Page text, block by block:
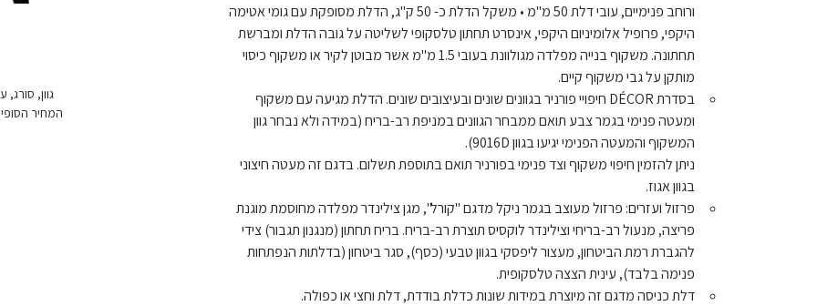
ורוחב פנימיים, עובי דלת 50 מ"מ • משקל הדלת כ- 50 ק"ג, הדלת מסופקת עם גומי אטימה
היקפי, פרופיל אלומיניום היקפי, אינסרט תחתון טלסקופי לשליטה על גובה הדלת ומברשת
תחתונה. משקוף בנייה מפלדה מגולוונת בעובי 1.5 מ"מ אשר מבוטן לקיר או משקוף כיסוי
מותקן על גבי משקוף קיים.
בסדרת DÉCOR חיפויי פורניר בגוונים שונים ובעיצובים שונים. הדלת מגיעה עם משקוף
ומעטה פנימי בגמר צבע תואם ממבחר הגוונים במניפת רב-בריח (במידה ולא נבחר גוון
המשקוף והמעטה הפנימי יגיעו בגוון 9016D).
ניתן להזמין חיפוי משקוף וצד פנימי בפורניר תואם בתוספת תשלום. בדגם זה מעטה חיצוני
בגוון אגוז.
פרזול ועזרים: פרזול מעוצב בגמר ניקל מדגם "קורל", מגן צילינדר מפלדה מחוסמת מוגנת
פריצה, מנעול רב-בריחי וצילינדר לוקסיס תוצרת רב-בריח. בריח תחתון (מנגנון תגבור) צידי
להגברת רמת הביטחון, מעצור ליפסקי בגוון טבעי (כסף), סגר ביטחון (בדלתות הנפתחות
פנימה בלבד), עינית הצצה טלסקופית.
דלת כניסה מדגם זה מיוצרת במידות שונות כדלת בודדת, דלת וחצי או כפולה.
גוון,
המחיר